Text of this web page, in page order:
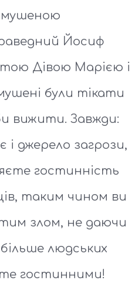
Йосиф
Дівою Марією і
були тікати
вижити. Завжди:
і джерело загрози,
гостинність
таким чином ви
злом, не даючи
людських
гостинними!